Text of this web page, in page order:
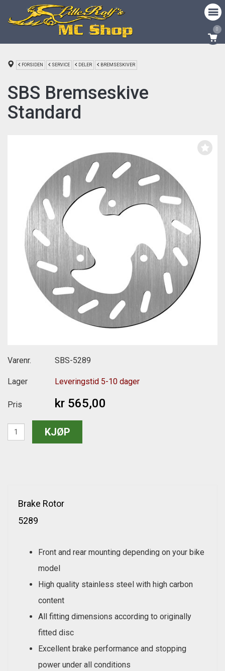
0
FORSIDEN SERVICE DELER BREMSESKIVER
SBS Bremseskive
Standard
Varenr. SBS-5289
Lager Leveringstid 5-10 dager
Pris kr 565,00
Brake Rotor
5289
Front and rear mounting depending on your bike
model
High quality stainless steel with high carbon
content
All fitting dimensions according to originally
fitted disc
Excellent brake performance and stopping
power under all conditions